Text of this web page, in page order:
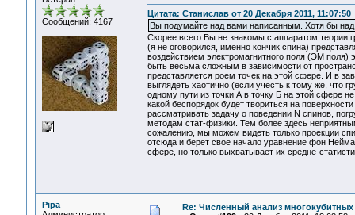
Сообщений: 4167
Цитата: Станислав от 20 Декабря 2011, 11:07:50
Вы подумайте над вами написанным. Хотя бы
Скорее всего Вы не знакомы с аппаратом теории
(я не оговорился, именно кончик спина)
воздействием электромагнитного поля (ЭМ
быть весьма сложным в зависимости от
представляется роем точек на этой сфере. И в
выглядеть хаотично (если учесть к тому же, что
одному пути из точки А в точку Б на этой сфере
какой беспорядок будет твориться на
рассматривать задачу о поведении N спинов,
методам стат-физики. Тем более здесь
сожалению, мы можем видеть только проекции
отсюда и берет свое начало уравнение фон
сфере, но только выхватывает их средне-
Pipa
Re: Численный анализ многокубитных